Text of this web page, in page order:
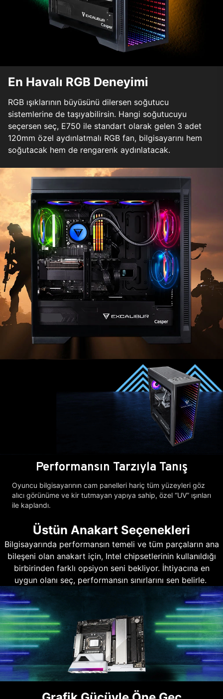
En Havalı RGB Deneyimi
RGB ışıklarının büyüsünü dilersen soğutucu
sistemlerine de taşıyabilirsin. Hangi soğutucuyu
seçersen seç, E750 ile standart olarak gelen 3 adet
120mm özel aydınlatmalı RGB fan, bilgisayarını hem
soğutacak hem de rengarenk aydınlatacak.
Performansın Tarzıyla Tanış
Oyuncu bilgisayarının cam panelleri hariç tüm yüzeyleri göz
alıcı görünüme ve kir tutmayan yapıya sahip, özel “UV” ışınları
ile kaplandı.
Üstün Anakart Seçenekleri
Bilgisayarında performansın temeli ve tüm parçaların ana
bileşeni olan anakart için, Intel chipsetlerinin kullanıldığı
birbirinden farklı opsiyon seni bekliyor. İhtiyacına en
uygun olanı seç, performansın sınırlarını sen belirle.